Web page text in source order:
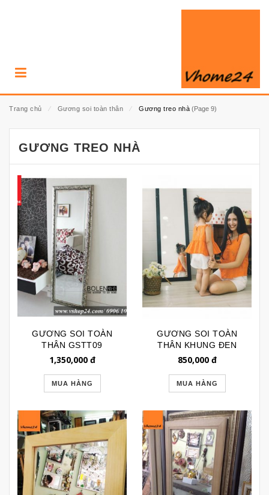
Trang chủ ⁄ Gương soi toàn thân ⁄ Gương treo nhà (Page 9)
GƯƠNG TREO NHÀ
GƯƠNG SOI TOÀN
THÂN GSTT09
1,350,000đ
MUA HÀNG
GƯƠNG SOI TOÀN
THÂN KHUNG ĐEN
GSTT030
850,000đ
MUA HÀNG